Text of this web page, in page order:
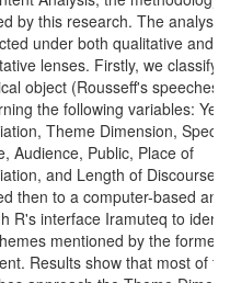
by this research. The analysis
under both qualitative and
lenses. Firstly, we classify
object (Rousseff's speeches)
the following variables:
Theme Dimension,
Audience, Public, Place of
and Length of
then to a computer-based
R's interface Iramuteq to
mentioned by the former
Results show that most of